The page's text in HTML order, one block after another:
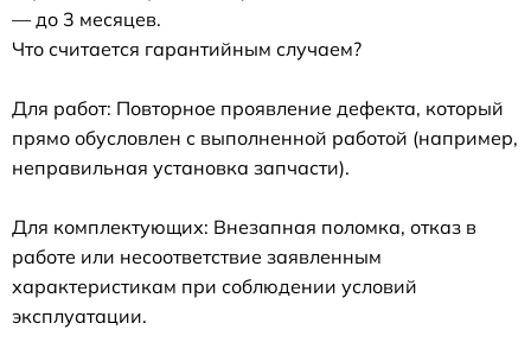
— до 3 месяцев.
Что считается гарантийным случаем?
Для работ: Повторное проявление дефекта, который
прямо обусловлен с выполненной работой (например,
неправильная установка запчасти).
Для комплектующих: Внезапная поломка, отказ в
работе или несоответствие заявленным
характеристикам при соблюдении условий
эксплуатации.